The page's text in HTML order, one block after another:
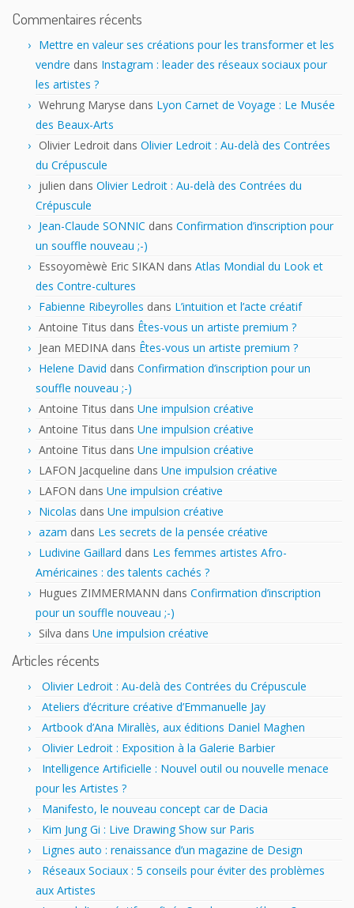
Commentaires récents
Mettre en valeur ses créations pour les transformer et les
vendre dans Instagram : leader des réseaux sociaux pour
les artistes ?
Wehrung Maryse dans Lyon Carnet de Voyage : Le Musée
des Beaux-Arts
Olivier Ledroit dans Olivier Ledroit : Au-delà des Contrées
du Crépuscule
julien dans Olivier Ledroit : Au-delà des Contrées du
Crépuscule
Jean-Claude SONNIC dans Confirmation d’inscription pour
un souffle nouveau ;-)
Essoyomèwè Eric SIKAN dans Atlas Mondial du Look et
des Contre-cultures
Fabienne Ribeyrolles dans L’intuition et l’acte créatif
Antoine Titus dans Êtes-vous un artiste premium ?
Jean MEDINA dans Êtes-vous un artiste premium ?
Helene David dans Confirmation d’inscription pour un
souffle nouveau ;-)
Antoine Titus dans Une impulsion créative
Antoine Titus dans Une impulsion créative
Antoine Titus dans Une impulsion créative
LAFON Jacqueline dans Une impulsion créative
LAFON dans Une impulsion créative
Nicolas dans Une impulsion créative
azam dans Les secrets de la pensée créative
Ludivine Gaillard dans Les femmes artistes Afro-
Américaines : des talents cachés ?
Hugues ZIMMERMANN dans Confirmation d’inscription
pour un souffle nouveau ;-)
Silva dans Une impulsion créative
Articles récents
Olivier Ledroit : Au-delà des Contrées du Crépuscule
Ateliers d’écriture créative d’Emmanuelle Jay
Artbook d’Ana Mirallès, aux éditions Daniel Maghen
Olivier Ledroit : Exposition à la Galerie Barbier
Intelligence Artificielle : Nouvel outil ou nouvelle menace
pour les Artistes ?
Manifesto, le nouveau concept car de Dacia
Kim Jung Gi : Live Drawing Show sur Paris
Lignes auto : renaissance d’un magazine de Design
Réseaux Sociaux : 5 conseils pour éviter des problèmes
aux Artistes